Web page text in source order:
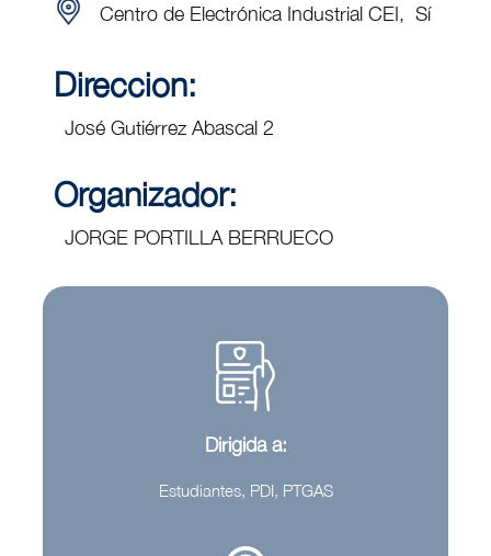
Centro de Electrónica Industrial CEI, Sí
Direccion:
José Gutiérrez Abascal 2
Organizador:
JORGE PORTILLA BERRUECO
Dirigida a:
Estudiantes, PDI, PTGAS